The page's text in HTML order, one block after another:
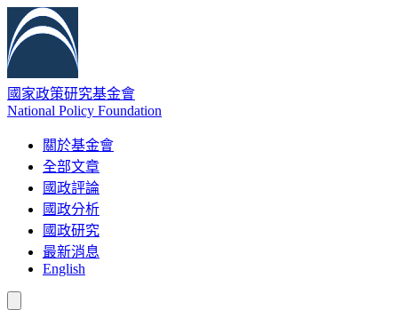
國家政策研究基金會
National Policy Foundation
關於基金會
全部文章
國政評論
國政分析
國政研究
最新消息
English